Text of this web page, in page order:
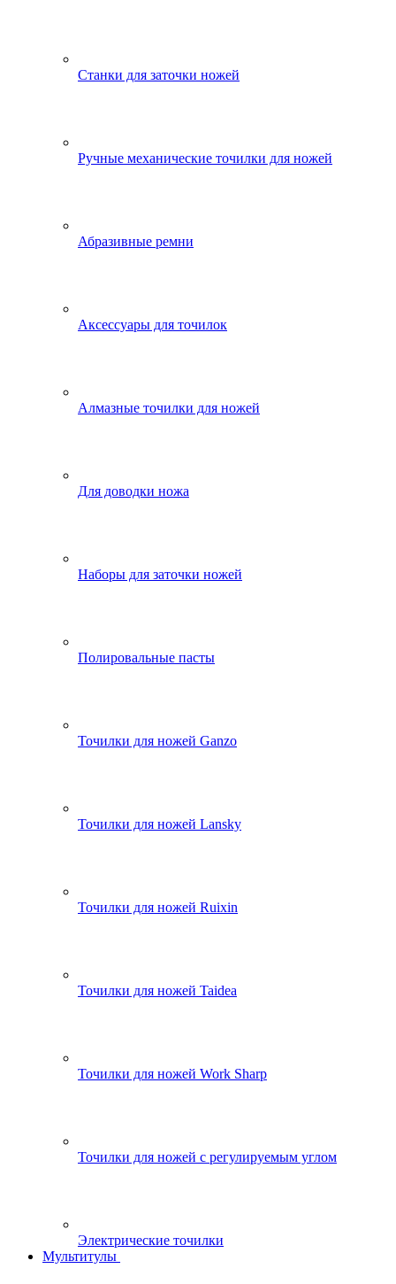
Станки для заточки ножей
Ручные механические точилки для ножей
Абразивные ремни
Аксессуары для точилок
Алмазные точилки для ножей
Для доводки ножа
Наборы для заточки ножей
Полировальные пасты
Точилки для ножей Ganzo
Точилки для ножей Lansky
Точилки для ножей Ruixin
Точилки для ножей Taidea
Точилки для ножей Work Sharp
Точилки для ножей с регулируемым углом
Электрические точилки
Мультитулы